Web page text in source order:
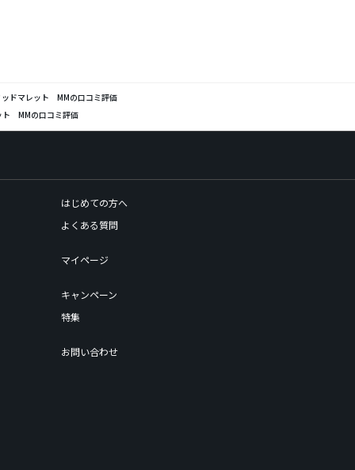
ッドマレット MMの口コミ評価
ト MMの口コミ評価
はじめての方へ
よくある質問
マイページ
キャンペーン
特集
お問い合わせ